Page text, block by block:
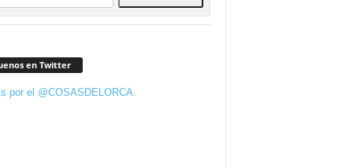
en Twitter
por el @COSASDELORCA.